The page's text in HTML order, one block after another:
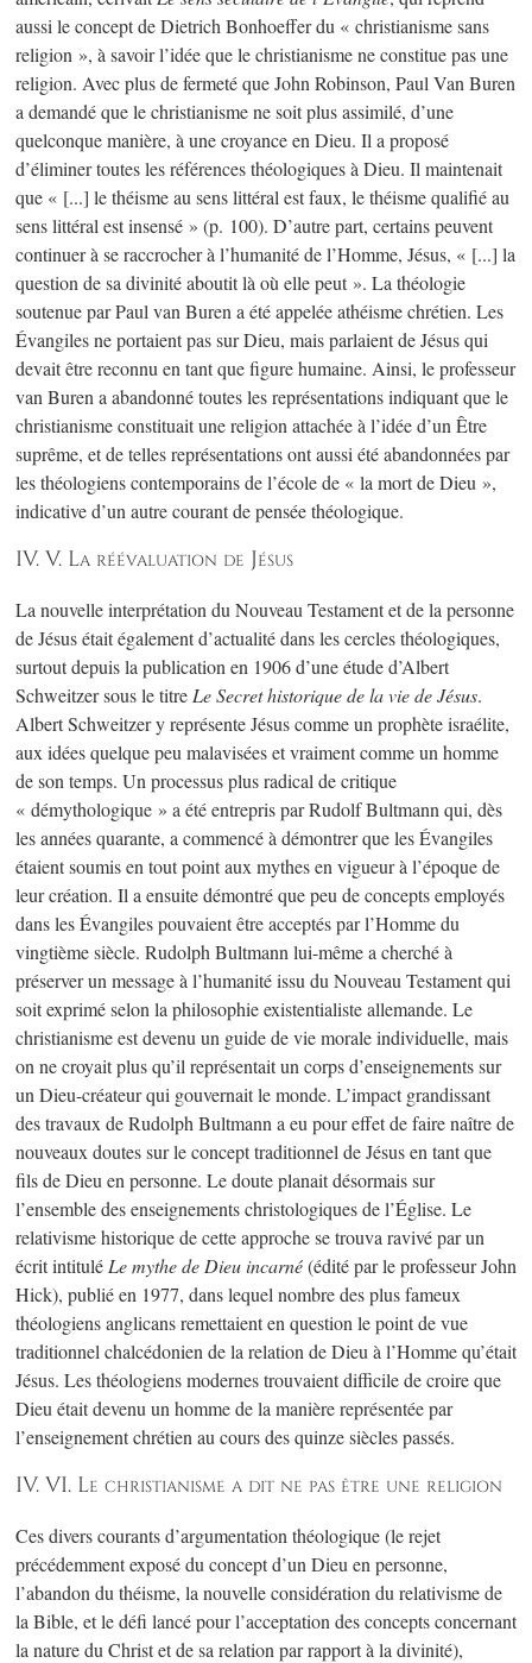
aussi le concept de Dietrich Bonhoeffer du « christianisme sans
religion », à savoir l’idée que le christianisme ne constitue pas une
religion. Avec plus de fermeté que John Robinson, Paul Van Buren
a demandé que le christianisme ne soit plus assimilé, d’une
quelconque manière, à une croyance en Dieu. Il a proposé
d’éliminer toutes les références théologiques à Dieu. Il maintenait
que « [...] le théisme au sens littéral est faux, le théisme qualifié au
sens littéral est insensé » (p. 100). D’autre part, certains peuvent
continuer à se raccrocher à l’humanité de l’Homme, Jésus, « [...] la
question de sa divinité aboutit là où elle peut ». La théologie
soutenue par Paul van Buren a été appelée athéisme chrétien. Les
Évangiles ne portaient pas sur Dieu, mais parlaient de Jésus qui
devait être reconnu en tant que figure humaine. Ainsi, le professeur
van Buren a abandonné toutes les représentations indiquant que le
christianisme constituait une religion attachée à l’idée d’un Être
suprême, et de telles représentations ont aussi été abandonnées par
les théologiens contemporains de l’école de « la mort de Dieu »,
indicative d’un autre courant de pensée théologique.
IV. V. La réévaluation de Jésus
La nouvelle interprétation du Nouveau Testament et de la personne
de Jésus était également d’actualité dans les cercles théologiques,
surtout depuis la publication en 1906 d’une étude d’Albert
Schweitzer sous le titre Le Secret historique de la vie de Jésus.
Albert Schweitzer y représente Jésus comme un prophète israélite,
aux idées quelque peu malavisées et vraiment comme un homme
de son temps. Un processus plus radical de critique
« démythologique » a été entrepris par Rudolf Bultmann qui, dès
les années quarante, a commencé à démontrer que les Évangiles
étaient soumis en tout point aux mythes en vigueur à l’époque de
leur création. Il a ensuite démontré que peu de concepts employés
dans les Évangiles pouvaient être acceptés par l’Homme du
vingtième siècle. Rudolph Bultmann lui-même a cherché à
préserver un message à l’humanité issu du Nouveau Testament qui
soit exprimé selon la philosophie existentialiste allemande. Le
christianisme est devenu un guide de vie morale individuelle, mais
on ne croyait plus qu’il représentait un corps d’enseignements sur
un Dieu-créateur qui gouvernait le monde. L’impact grandissant
des travaux de Rudolph Bultmann a eu pour effet de faire naître de
nouveaux doutes sur le concept traditionnel de Jésus en tant que
fils de Dieu en personne. Le doute planait désormais sur
l’ensemble des enseignements christologiques de l’Église. Le
relativisme historique de cette approche se trouva ravivé par un
écrit intitulé Le mythe de Dieu incarné(édité par le professeur John
Hick), publié en 1977, dans lequel nombre des plus fameux
théologiens anglicans remettaient en question le point de vue
traditionnel chalcédonien de la relation de Dieu à l’Homme qu’était
Jésus. Les théologiens modernes trouvaient difficile de croire que
Dieu était devenu un homme de la manière représentée par
l’enseignement chrétien au cours des quinze siècles passés.
IV. VI. Le christianisme a dit ne pas être une religion
Ces divers courants d’argumentation théologique (le rejet
précédemment exposé du concept d’un Dieu en personne,
l’abandon du théisme, la nouvelle considération du relativisme de
la Bible, et le défi lancé pour l’acceptation des concepts concernant
la nature du Christ et de sa relation par rapport à la divinité),